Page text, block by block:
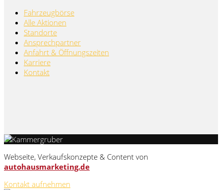
Fahrzeugbörse
Alle Aktionen
Standorte
Ansprechpartner
Anfahrt & Öffnungszeiten
Karriere
Kontakt
Webseite, Verkaufskonzepte & Content von
autohausmarketing.de
Kontakt aufnehmen